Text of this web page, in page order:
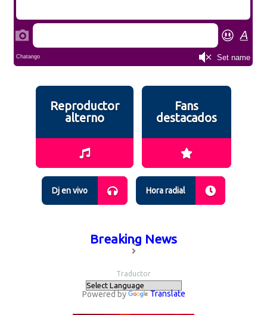
Reproductor
alterno
Fans
destacados
Dj en vivo Hora radial
Breaking News
Traductor
Powered by Translate